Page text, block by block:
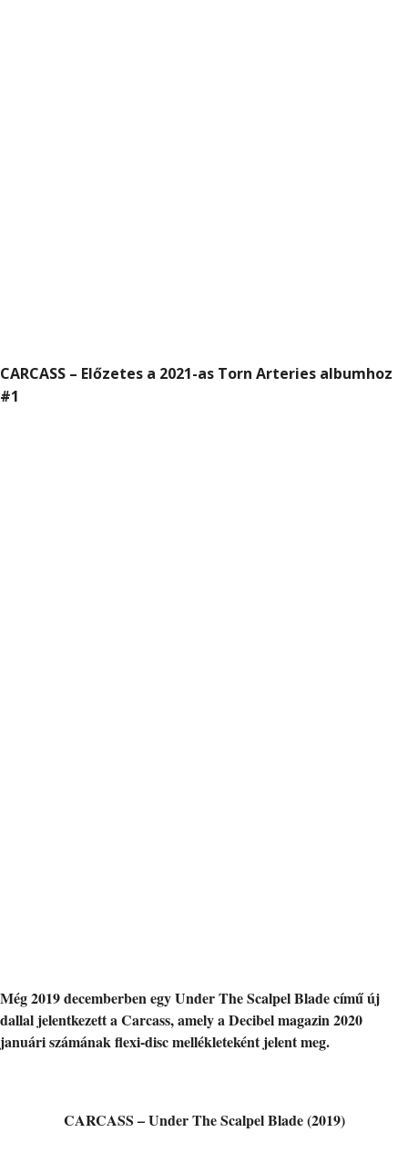
CARCASS – Előzetes a 2021-as Torn Arteries albumhoz
#1
Még 2019 decemberben egy Under The Scalpel Blade című új
dallal jelentkezett a Carcass, amely a Decibel magazin 2020
januári számának flexi-disc mellékleteként jelent meg.
CARCASS – Under The Scalpel Blade (2019)